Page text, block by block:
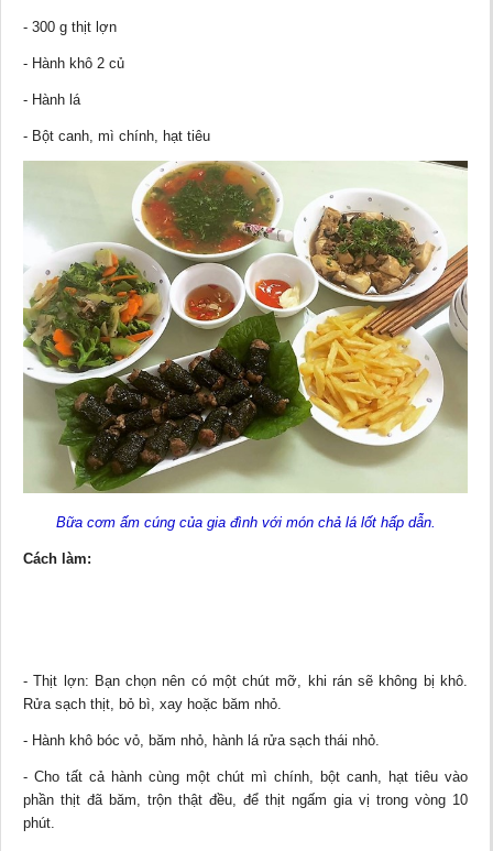
- 300 g thịt lợn
- Hành khô 2 củ
- Hành lá
- Bột canh, mì chính, hạt tiêu
Bữa cơm ấm cúng của gia đình với món chả lá lốt hấp dẫn.
Cách làm:
- Thịt lợn: Bạn chọn nên có một chút mỡ, khi rán sẽ không bị khô.
Rửa sạch thịt, bỏ bì, xay hoặc băm nhỏ.
- Hành khô bóc vỏ, băm nhỏ, hành lá rửa sạch thái nhỏ.
- Cho tất cả hành cùng một chút mì chính, bột canh, hạt tiêu vào
phần thịt đã băm, trộn thật đều, để thịt ngấm gia vị trong vòng 10
phút.